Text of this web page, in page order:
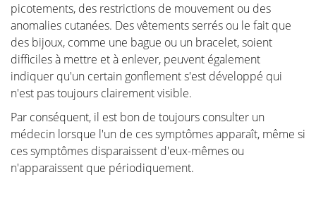
Revalidation
Les personnes traitées pour un cancer ont souvent
besoin d'une longue période de récupération.
Le cancer est une maladie radicale dont le traitement
est lourd. Souvent, les personnes doivent faire face à
des problèmes psychosociaux et/ou physiques par la
suite, tels que le stress, l'anxiété, la fatigue extrême,
picotements, des restrictions de mouvement ou des
anomalies cutanées. Des vêtements serrés ou le fait que
des bijoux, comme une bague ou un bracelet, soient
difficiles à mettre et à enlever, peuvent également
indiquer qu'un certain gonflement s'est développé qui
n'est pas toujours clairement visible.
Par conséquent, il est bon de toujours consulter un
médecin lorsque l'un de ces symptômes apparaît, même si
ces symptômes disparaissent d'eux-mêmes ou
n'apparaissent que périodiquement.